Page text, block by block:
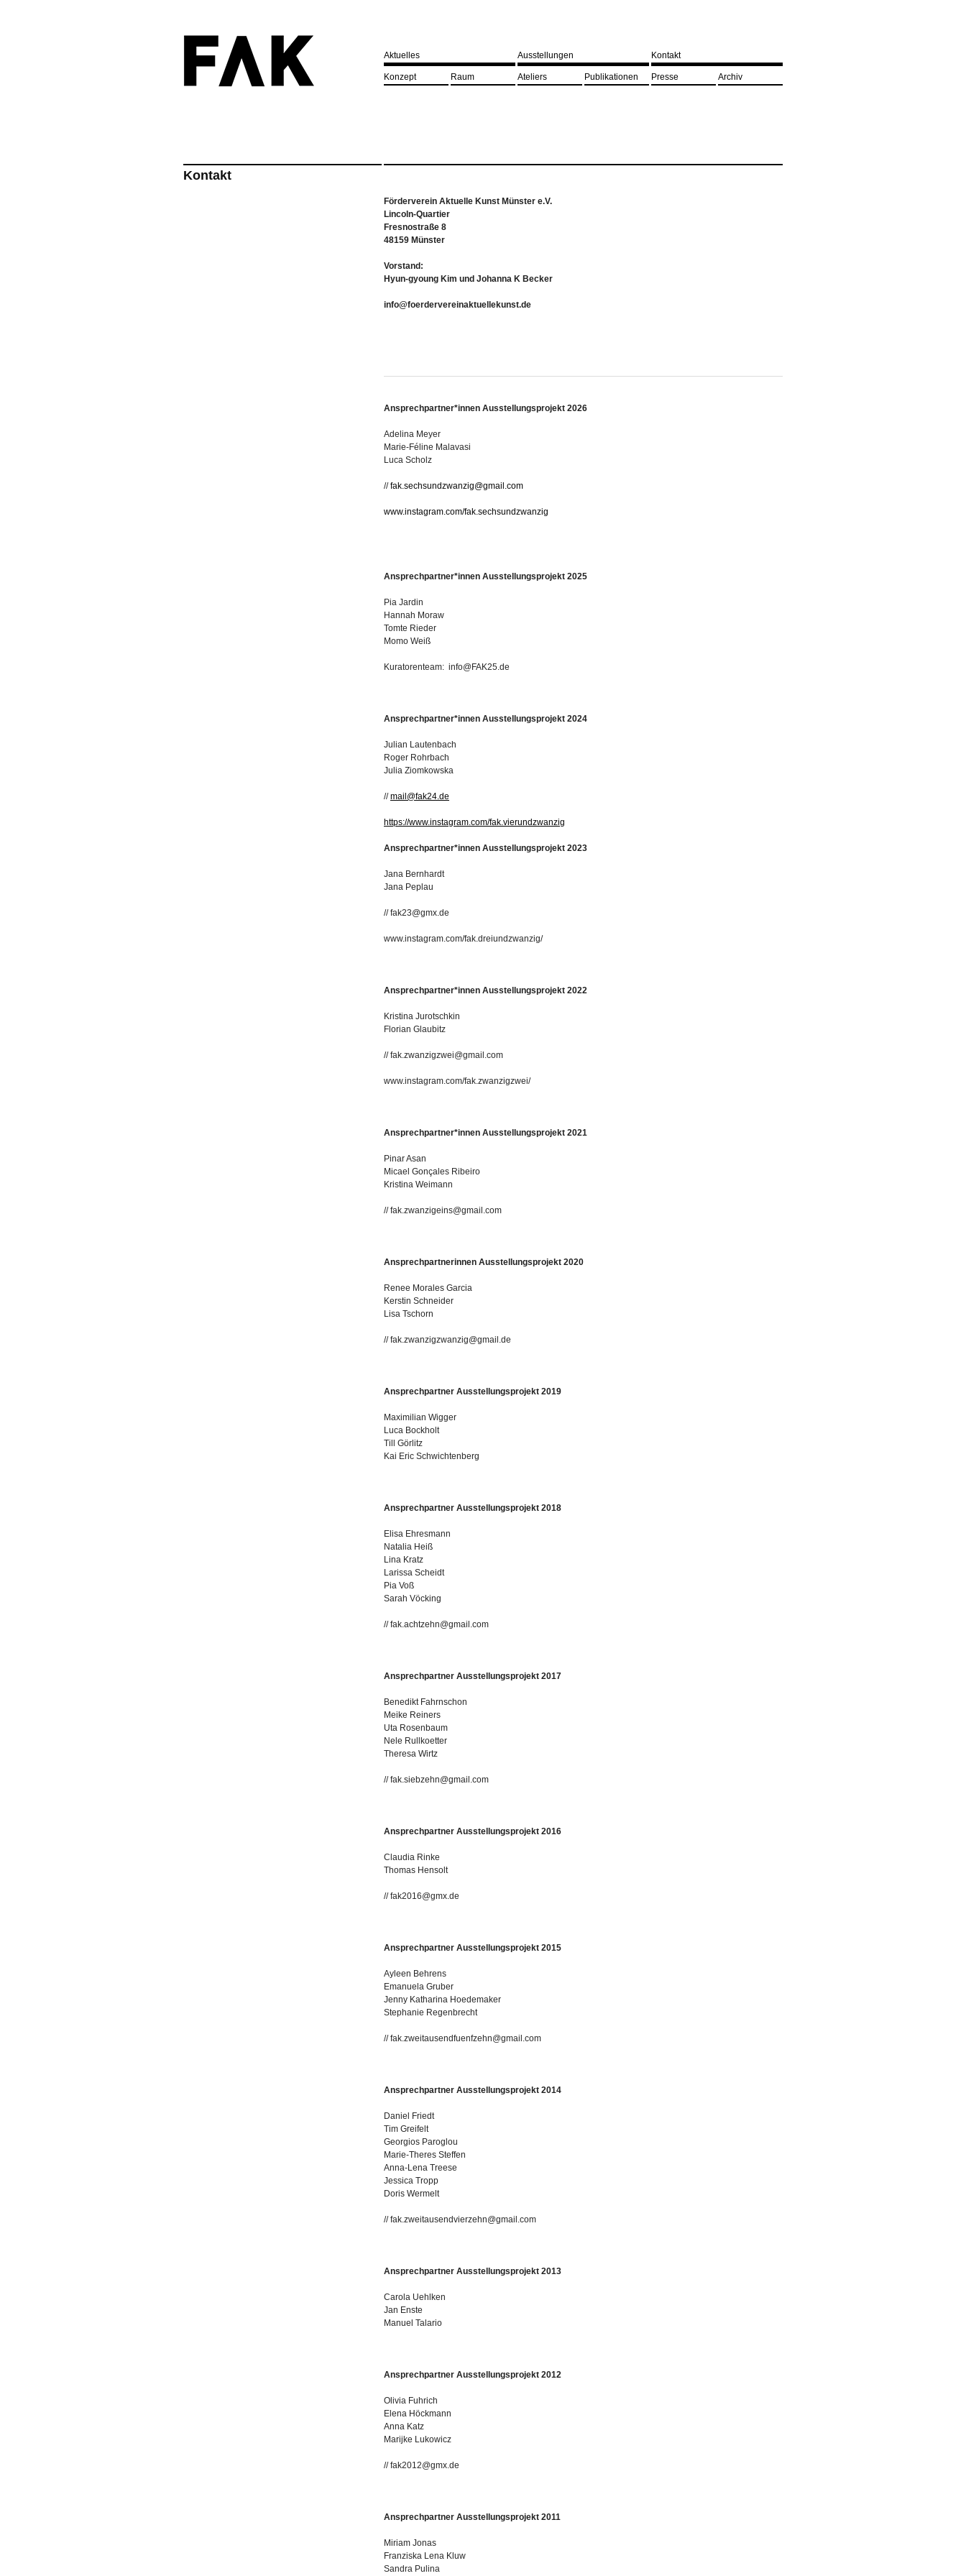
Aktuelles Ausstellungen Kontakt
Konzept Raum Ateliers Publikationen Presse Archiv
Kontakt
Förderverein Aktuelle Kunst Münster e.V.
Lincoln-Quartier
Fresnostraße 8
48159 Münster
Vorstand:
Hyun-gyoung Kim und Johanna K Becker
info@foerdervereinaktuellekunst.de
Ansprechpartner*innen Ausstellungsprojekt 2026
Adelina Meyer
Marie-Féline Malavasi
Luca Scholz
//fak.sechsundzwanzig@gmail.com
www.instagram.com/fak.sechsundzwanzig
Ansprechpartner*innen Ausstellungsprojekt 2025
Pia Jardin
Hannah Moraw
Tomte Rieder
Momo Weiß
Kuratorenteam: info@FAK25.de
Ansprechpartner*innen Ausstellungsprojekt 2024
Julian Lautenbach
Roger Rohrbach
Julia Ziomkowska
//mail@fak24.de
https://www.instagram.com/fak.vierundzwanzig
Ansprechpartner*innen Ausstellungsprojekt 2023
Jana Bernhardt
Jana Peplau
// fak23@gmx.de
www.instagram.com/fak.dreiundzwanzig/
Ansprechpartner*innen Ausstellungsprojekt 2022
Kristina Jurotschkin
Florian Glaubitz
// fak.zwanzigzwei@gmail.com
www.instagram.com/fak.zwanzigzwei/
Ansprechpartner*innen Ausstellungsprojekt 2021
Pinar Asan
Micael Gonçales Ribeiro
Kristina Weimann
// fak.zwanzigeins@gmail.com
Ansprechpartnerinnen Ausstellungsprojekt 2020
Renee Morales Garcia
Kerstin Schneider
Lisa Tschorn
// fak.zwanzigzwanzig@gmail.de
Ansprechpartner Ausstellungsprojekt 2019
Maximilian Wigger
Luca Bockholt
Till Görlitz
Kai Eric Schwichtenberg
Ansprechpartner Ausstellungsprojekt 2018
Elisa Ehresmann
Natalia Heiß
Lina Kratz
Larissa Scheidt
Pia Voß
Sarah Vöcking
// fak.achtzehn@gmail.com
Ansprechpartner Ausstellungsprojekt 2017
Benedikt Fahrnschon
Meike Reiners
Uta Rosenbaum
Nele Rullkoetter
Theresa Wirtz
// fak.siebzehn@gmail.com
Ansprechpartner Ausstellungsprojekt 2016
Claudia Rinke
Thomas Hensolt
// fak2016@gmx.de
Ansprechpartner Ausstellungsprojekt 2015
Ayleen Behrens
Emanuela Gruber
Jenny Katharina Hoedemaker
Stephanie Regenbrecht
// fak.zweitausendfuenfzehn@gmail.com
Ansprechpartner Ausstellungsprojekt 2014
Daniel Friedt
Tim Greifelt
Georgios Paroglou
Marie-Theres Steffen
Anna-Lena Treese
Jessica Tropp
Doris Wermelt
// fak.zweitausendvierzehn@gmail.com
Ansprechpartner Ausstellungsprojekt 2013
Carola Uehlken
Jan Enste
Manuel Talario
Ansprechpartner Ausstellungsprojekt 2012
Olivia Fuhrich
Elena Höckmann
Anna Katz
Marijke Lukowicz
// fak2012@gmx.de
Ansprechpartner Ausstellungsprojekt 2011
Miriam Jonas
Franziska Lena Kluw
Sandra Pulina